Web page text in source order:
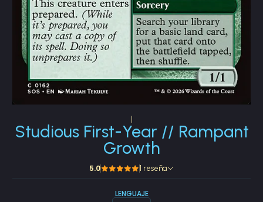
Studious First-Year // Rampant
Growth
5.0 1 reseña
LENGUAJE